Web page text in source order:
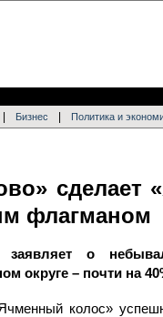
Бизнес Политика и
сделает
флагманом
заявляет о
округе – почти на
колос»